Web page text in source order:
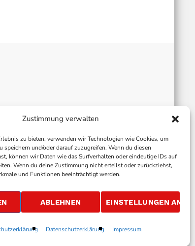
Zustimmung verwalten
zu bieten, verwenden wir Technologien wie Cookies, um
speichern und/oder darauf zuzugreifen. Wenn du diesen
können wir Daten wie das Surfverhalten oder eindeutige IDs auf
Wenn du deine Zustimmung nicht erteilst oder zurückziehst,
und Funktionen beeinträchtigt werden.
ABLEHNEN EINSTELLUNGEN
Datenschutzerklärung Impressum